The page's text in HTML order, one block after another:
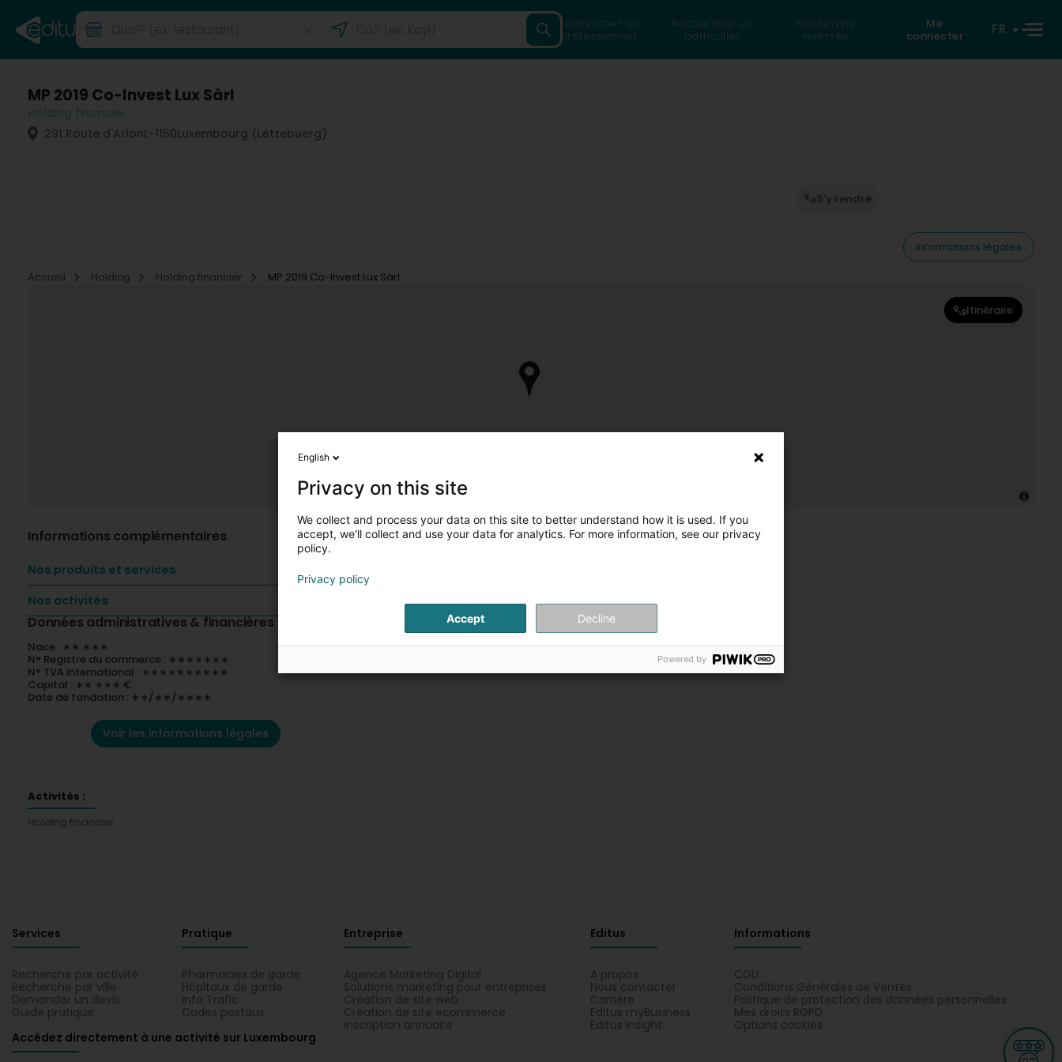
Rechercher un
professionnel
Rechercher un
particulier
Recherche
inversée
Me
connecter
FR
MP 2019 Co-Invest Lux Sàrl
291 Route d'ArlonL-1150Luxembourg (Lëtzebuerg)
S'y rendre
Informations légales
Accueil
Holding Holding financier MP 2019 Co-Invest Lux Sàrl
Itinéraire
Informations complémentaires
Nos produits et services
Nos activités
Données administratives & financières
Nace : ∗∗.∗∗∗
N° Registre du commerce : ∗∗∗∗∗∗∗
N° TVA international : ∗∗∗∗∗∗∗∗∗∗
Capital : ∗∗ ∗∗∗ €
Date de fondation : ∗∗/∗∗/∗∗∗∗
Voir les informations légales
Activités :
Holding financier
Services
Recherche par activité
Recherche par ville
Demander un devis
Guide pratique
Pratique
Pharmacies de garde
Hôpitaux de garde
Info Trafic
Codes postaux
Entreprise
Agence Marketing Digital
Solutions marketing pour entreprises
Création de site web
Création de site ecommerce
Inscription annuaire
Editus
A propos
Nous contacter
Carrière
Editus myBusiness
Editus Insight
Informations
CGU
Conditions Générales de Ventes
Politique de protection des données personnelles
Mes droits RGPD
Options cookies
Accédez directement à une activité sur Luxembourg
English
Privacy on this site
We collect and process your data on this site to better understand how it is used. If you
accept, we'll collect and use your data for analytics. For more information, see our privacy
policy.
Privacy policy
Accept Decline
Powered by